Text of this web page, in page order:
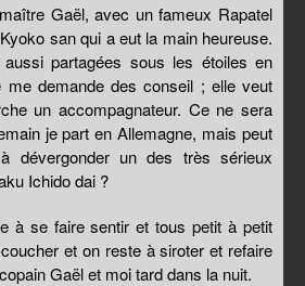
Gaël, avec un fameux Rapatel
san qui a eut la main heureuse.
aussi partagées sous les étoiles en
me demande des conseil ; elle veut
un accompagnateur. Ce ne sera
je part en Allemagne, mais peut
dévergonder un des très sérieux
Ichido dai ?
à se faire sentir et tous petit à petit
et on reste à siroter et refaire
Gaël et moi tard dans la nuit.